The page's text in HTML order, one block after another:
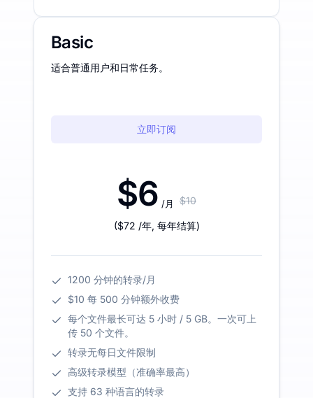
Basic
适合普通用户和日常任务。
立即订阅
$6 /月 $10
($72 /年, 每年结算)
1200 分钟的转录/月
$10 每 500 分钟额外收费
每个文件最长可达 5 小时 / 5 GB。一次可上
传 50 个文件。
转录无每日文件限制
高级转录模型（准确率最高）
支持 63 种语言的转录